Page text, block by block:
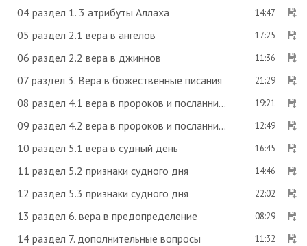
04 раздел 1. 3 атрибуты Аллаха 14:47
05 раздел 2.1 вера в ангелов 17:25
06 раздел 2.2 вера в джиннов 11:36
07 раздел 3. Вера в божественные писания 21:29
08 раздел 4.1 вера в пророков и посланников 19:21
09 раздел 4.2 вера в пророков и посланников 12:49
10 раздел 5.1 вера в судный день 16:45
11 раздел 5.2 признаки судного дня 14:46
12 раздел 5.3 признаки судного дня 22:02
13 раздел 6. вера в предопределение 08:29
14 раздел 7. дополнительные вопросы 11:32